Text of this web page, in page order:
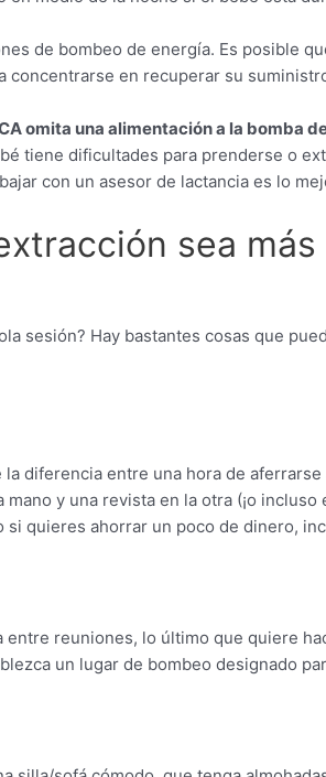
de bombeo de energía. Es posible
concentrarse en recuperar su
omita una alimentación a la bomba
tiene dificultades para prenderse o
con un asesor de lactancia es lo
sea más
sesión? Hay bastantes cosas que
la diferencia entre una hora de
y una revista en la otra (¡o
quieres ahorrar un poco de dinero,
reuniones, lo último que quiere
un lugar de bombeo designado